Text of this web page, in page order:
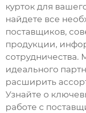
курток для
найдете все
поставщиков,
продукции,
сотрудничества.
идеального
расширить
Узнайте о
работе с